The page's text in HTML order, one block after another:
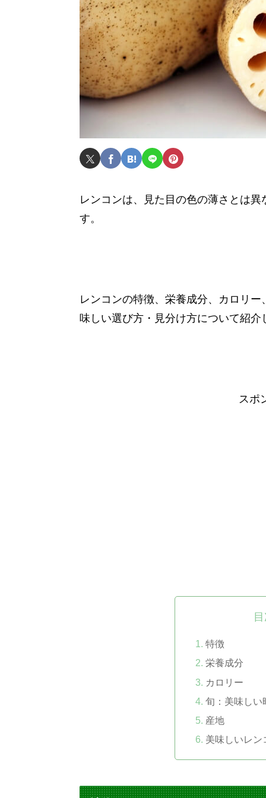
レンコンは、見た目の色の薄さとは
す。
レンコンの特徴、栄養成分、カロリ
味しい選び方・見分け方について紹介
スポ
特徴
栄養成分
カロリー
旬：美味しい
産地
美味しいレン